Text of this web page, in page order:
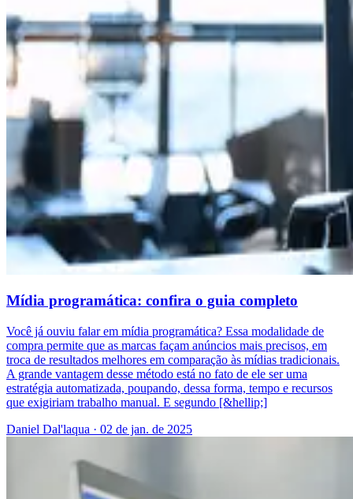
Mídia programática: confira o guia completo
Você já ouviu falar em mídia programática? Essa modalidade de
compra permite que as marcas façam anúncios mais precisos, em
troca de resultados melhores em comparação às mídias tradicionais.
A grande vantagem desse método está no fato de ele ser uma
estratégia automatizada, poupando, dessa forma, tempo e recursos
que exigiriam trabalho manual. E segundo [&hellip;]
Daniel Dal'laqua · 02 de jan. de 2025